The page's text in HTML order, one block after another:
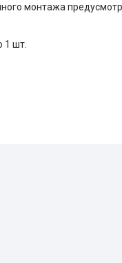
монтажа
1 шт.